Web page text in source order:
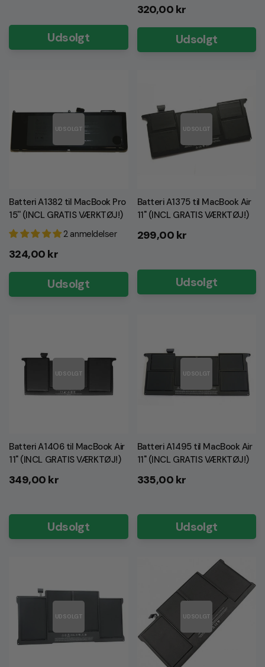
Udsolgt
Normalpris
320,00 kr
Udsolgt
UDSOLGT
Batteri A1382 til MacBook Pro
15'' (INCL GRATIS VÆRKTØJ!)
2 anmeldelser
Normalpris
324,00 kr
Udsolgt
UDSOLGT
Batteri A1375 til MacBook Air
11" (INCL GRATIS VÆRKTØJ!)
Normalpris
299,00 kr
Udsolgt
UDSOLGT
Batteri A1406 til MacBook Air
11" (INCL GRATIS VÆRKTØJ!)
Normalpris
349,00 kr
Udsolgt
UDSOLGT
Batteri A1495 til MacBook Air
11" (INCL GRATIS VÆRKTØJ!)
Normalpris
335,00 kr
Udsolgt
UDSOLGT UDSOLGT